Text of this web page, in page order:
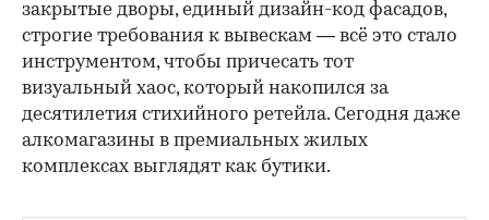
закрытые дворы, единый дизайн-код фасадов,
строгие требования к вывескам — всё это стало
инструментом, чтобы причесать тот
визуальный хаос, который накопился за
десятилетия стихийного ретейла. Сегодня даже
алкомагазины в премиальных жилых
комплексах выглядят как бутики.